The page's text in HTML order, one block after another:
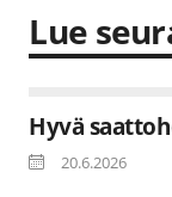
Lue
Hyvä
20.6.2026